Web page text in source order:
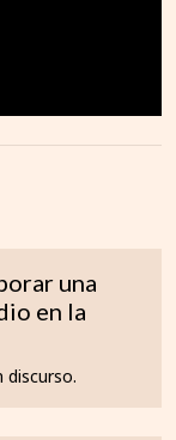
una
en la
discurso.